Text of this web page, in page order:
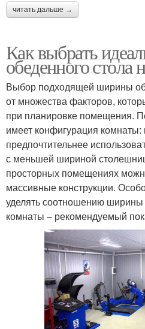
читать дальше →
Как выбрать
обеденного стола
Выбор подходящей ширины
от множества факторов,
при планировке помещения.
имеет конфигурация комнаты:
предпочтительнее
с меньшей шириной
просторных помещениях
массивные конструкции.
уделять соотношению
комнаты – рекомендуемый